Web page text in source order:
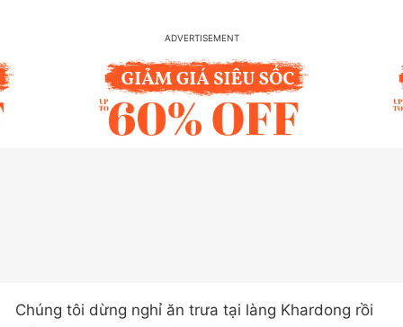
Chúng tôi dừng nghỉ ăn trưa tại làng Khardong rồi